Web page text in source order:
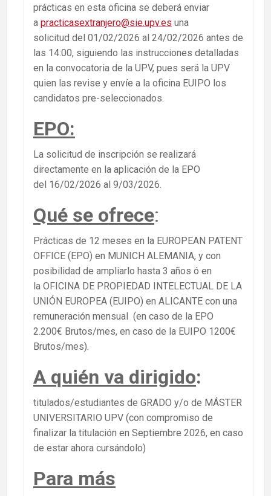
prácticas en esta oficina se deberá enviar
a practicasextranjero@sie.upv.es una
solicitud del 01/02/2026 al 24/02/2026 antes de
las 14:00, siguiendo las instrucciones detalladas
en la convocatoria de la UPV, pues será la UPV
quien las revise y envíe a la oficina EUIPO los
candidatos pre-seleccionados.
EPO:
La solicitud de inscripción se realizará
directamente en la aplicación de la EPO
del 16/02/2026 al 9/03/2026.
Qué se ofrece:
Prácticas de 12 meses en la EUROPEAN PATENT
OFFICE (EPO) en MUNICH ALEMANIA, y con
posibilidad de ampliarlo hasta 3 años ó en
la OFICINA DE PROPIEDAD INTELECTUAL DE LA
UNIÓN EUROPEA (EUIPO) en ALICANTE con una
remuneración mensual (en caso de la EPO
2.200€ Brutos/mes, en caso de la EUIPO 1200€
Brutos/mes).
A quién va dirigido:
titulados/estudiantes de GRADO y/o de MÁSTER
UNIVERSITARIO UPV (con compromiso de
finalizar la titulación en Septiembre 2026, en caso
de estar ahora cursándolo)
Para más